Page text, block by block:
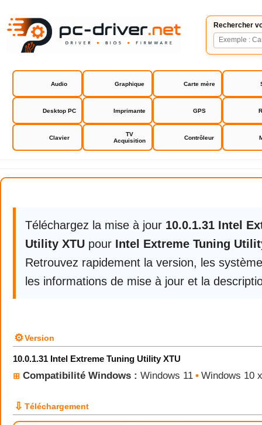
Rechercher
Audio Graphique Carte mère
Desktop PC Imprimante GPS
Clavier
TV
Acquisition
Contrôleur
Intel Extreme Tuning Utility XTU
Téléchargez la mise à jour 10.0.1.31 Intel
Utility XTU pour Intel Extreme Tuning
Retrouvez rapidement la version, les
les informations de mise à jour et la
⚙Version
10.0.1.31 Intel Extreme Tuning Utility XTU
⊞ Compatibilité Windows : Windows 11 • Windows 10
⇩ Téléchargement